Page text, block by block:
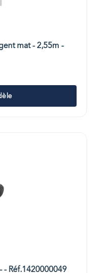
mat - 2,55m -
- Réf.1420000049